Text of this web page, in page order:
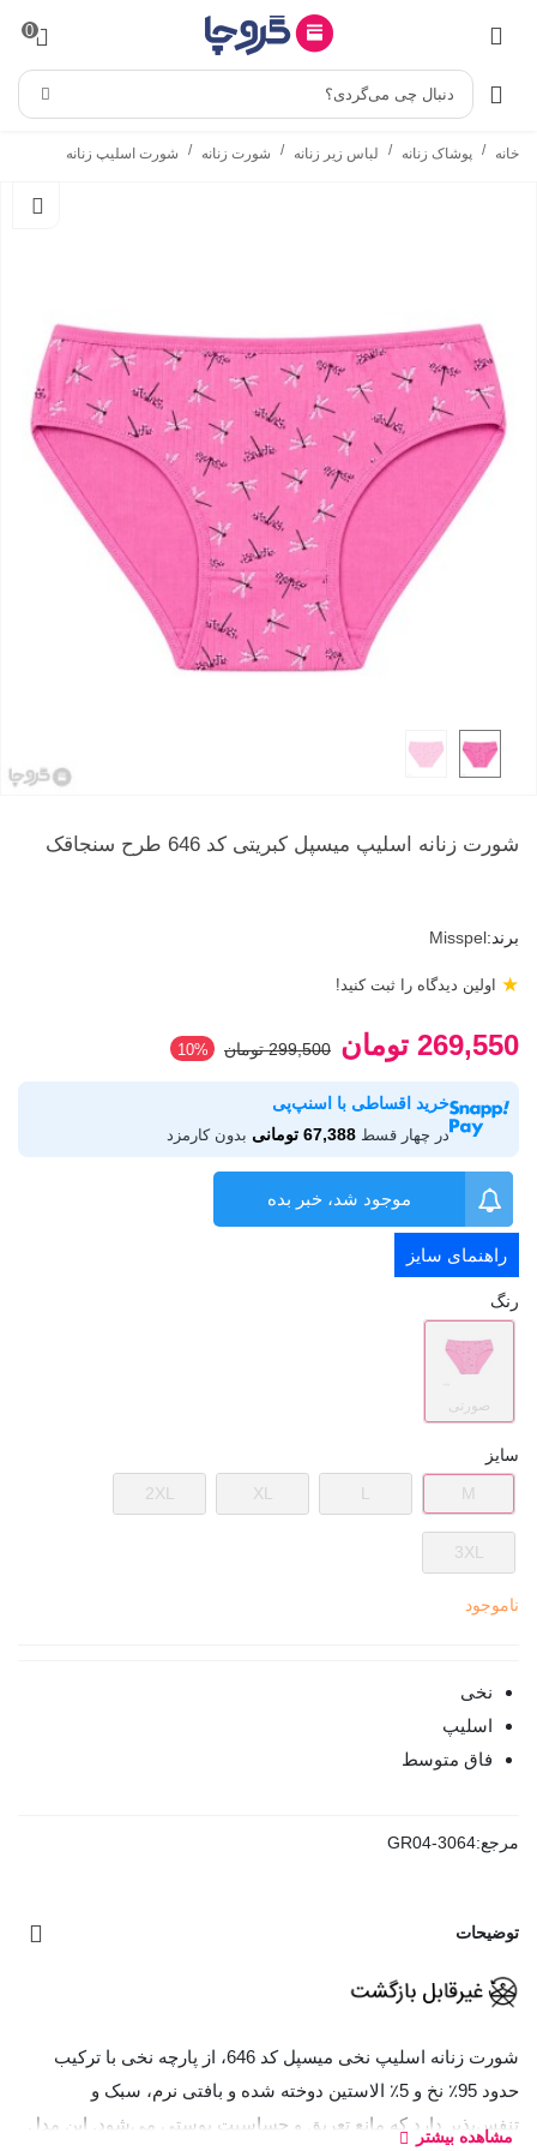
0
دنبال چی می‌گردی؟
خانه / پوشاک زنانه / لباس زیر زنانه / شورت زنانه / شورت اسلیپ زنانه
شورت زنانه اسلیپ میسپل کبریتی کد 646 طرح سنجاقک
برند:Misspel
اولین دیدگاه را ثبت کنید! ★
269,550 تومان 299,500 تومان ‎10%
خرید اقساطی با اسنپ‌پی
در چهار قسط 67,388 تومانی بدون کارمزد
موجود شد، خبر بده
راهنمای سایز
رنگ
صورتی
سایز
M
L
XL
2XL
3XL
ناموجود
نخی
اسلیپ
فاق متوسط
مرجع:GR04-3064
توضیحات
شورت زنانه اسلیپ نخی میسپل کد 646، از پارچه نخی با ترکیب
حدود 95٪ نخ و 5٪ الاستین دوخته شده و بافتی نرم، سبک و
تنفس‌پذیر دارد که مانع تعریق و حساسیت پوستی می‌شود. این مدل
مشاهده بیشتر